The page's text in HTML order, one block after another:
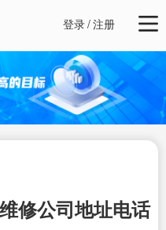
登录/注册
修公司地址电话